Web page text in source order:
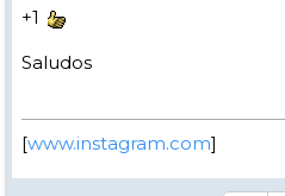
+1
Saludos
[www.instagram.com]